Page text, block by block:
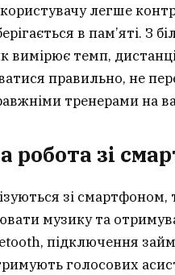
легше
в пам’яті. З
вимірює темп,
правильно, не
тренерами на
робота зі
зі
музику та
підключення
голосових